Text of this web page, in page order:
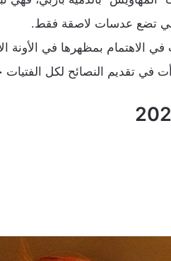
تضع عدسات لاصقة فقط.
في الاهتمام بمظهرها في
في تقديم النصائح لكل